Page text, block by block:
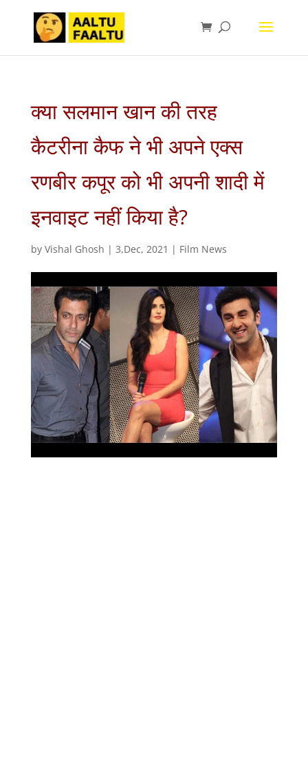
क्या सलमान खान की तरह
कैटरीना कैफ ने भी अपने एक्स
रणबीर कपूर को भी अपनी शादी में
इनवाइट नहीं किया है?
by Vishal Ghosh | 3,Dec, 2021 | Film News